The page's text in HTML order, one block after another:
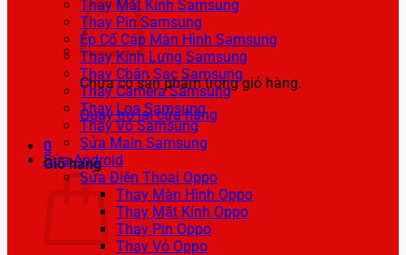
Chưa có sản phẩm trong giỏ hàng.
Quay trở lại cửa hàng
0
Giỏ hàng
Thay Mặt Kính Samsung
Thay Pin Samsung
Ép Cổ Cáp Màn Hình Samsung
Thay Kính Lưng Samsung
Thay Chân Sạc Samsung
Thay Camera Samsung
Thay Loa Samsung
Thay Vỏ Samsung
Sửa Main Samsung
Sửa Android
Sửa Điện Thoại Oppo
Thay Màn Hình Oppo
Thay Mặt Kính Oppo
Thay Pin Oppo
Thay Vỏ Oppo